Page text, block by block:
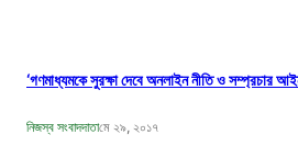
‘গণমাধ্যমকে সুরক্ষা দেবে অনলাইন নীতি ও সম্প্রচার
নিজস্ব সংবাদদাতামে ২৯, ২০১৭